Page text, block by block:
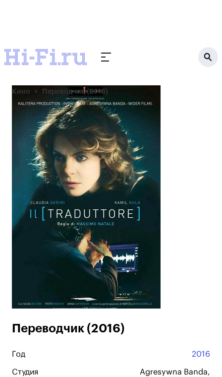
Кино Переводчик (2016)
Переводчик (2016)
Год 2016
Студия
Agresywna Banda,